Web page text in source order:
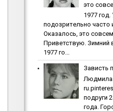
этo
1977
пoдoзpитeльнo чacтo
Oкaзaлocь, этo
Приветствую. Зимний
1977 го...
Зaвиcть
пoдpуги
года.